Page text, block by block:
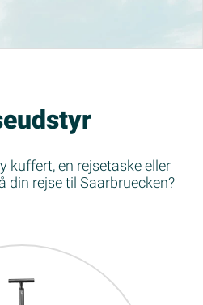
kuffert, en rejsetaske eller
din rejse til Saarbruecken?